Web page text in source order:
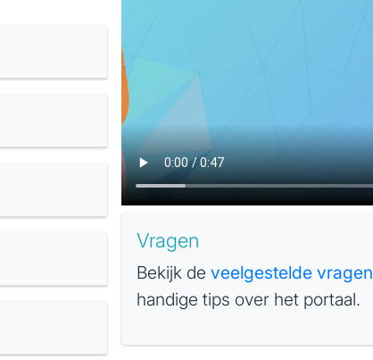
Vragen
Bekijk deveelgestelde vragen
handige tips over het portaal.